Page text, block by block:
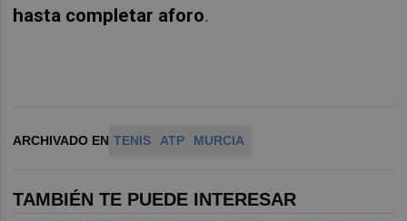
hasta completar aforo.
ARCHIVADO EN TENIS ATP MURCIA
TAMBIÉN TE PUEDE INTERESAR